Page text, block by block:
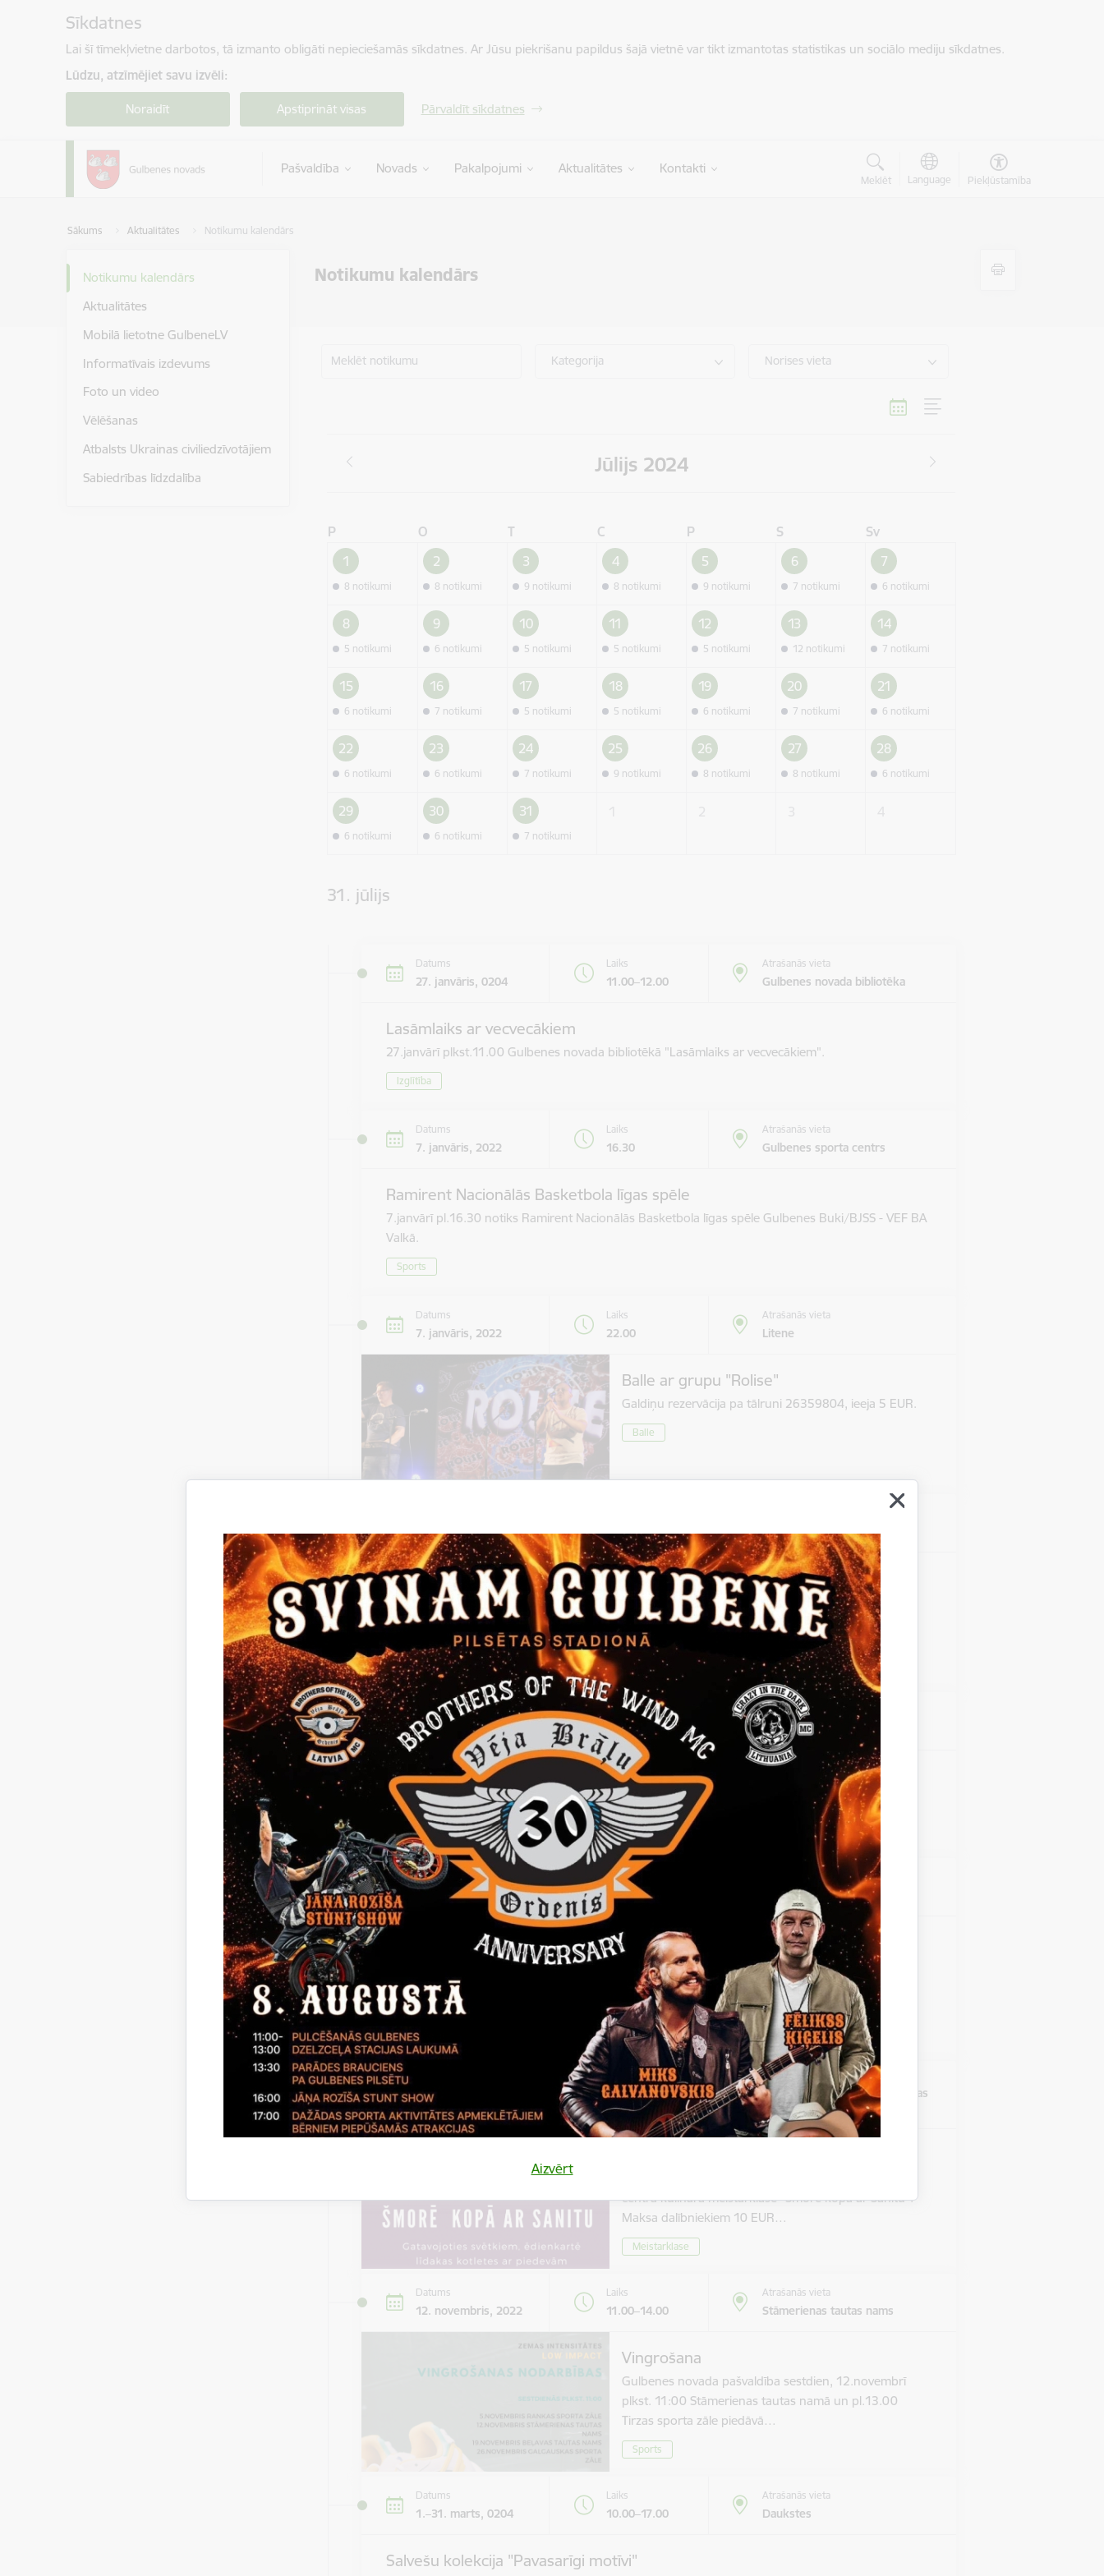
Sīkdatnes
Lai šī tīmekļvietne darbotos, tā izmanto obligāti nepieciešamās sīkdatnes. Ar Jūsu piekrišanu papildus šajā vietnē var tikt izmantotas statistikas un sociālo mediju sīkdatnes.
Lūdzu, atzīmējiet savu izvēli:
Noraidīt Apstiprināt visas Pārvaldīt sīkdatnes
Pašvaldība Novads Pakalpojumi Aktualitātes Kontakti
Meklēt Language Piekļūstamība
Sākums Aktualitātes Notikumu kalendārs
Notikumu kalendārs
Aizvērt
Notikumu kalendārs
Aktualitātes
Mobilā lietotne GulbeneLV
Informatīvais izdevums
Foto un video
Vēlēšanas
Atbalsts Ukrainas civiliedzīvotājiem
Sabiedrības līdzdalība
Meklēt notikumu Kategorija Norises vieta
Jūlijs 2024
P O T C P S
Sv
1
8 notikumi
2
8 notikumi
3
9 notikumi
4
8 notikumi
5
9 notikumi
6
7 notikumi
7
6 notikumi
8
5 notikumi
9
6 notikumi
10
5 notikumi
11
5 notikumi
12
5 notikumi
13
12 notikumi
14
7 notikumi
15
6 notikumi
16
7 notikumi
17
5 notikumi
18
5 notikumi
19
6 notikumi
20
7 notikumi
21
6 notikumi
22
6 notikumi
23
6 notikumi
24
7 notikumi
25
9 notikumi
26
8 notikumi
27
8 notikumi
28
6 notikumi
29
6 notikumi
30
6 notikumi
31
7 notikumi
31. jūlijs
Datums
27. janvāris, 0204
Laiks
11.00–12.00
Atrašanās vieta
Gulbenes novada bibliotēka
Lasāmlaiks ar vecvecākiem
27.janvārī plkst.11.00 Gulbenes novada bibliotēkā "Lasāmlaiks ar vecvecākiem".
Izglītība
Datums
7. janvāris, 2022
Laiks
16.30
Atrašanās vieta
Gulbenes sporta centrs
Ramirent Nacionālās Basketbola līgas spēle
7.janvārī pl.16.30 notiks Ramirent Nacionālās Basketbola līgas spēle Gulbenes Buki/BJSS - VEF BA
Valkā.
Sports
Datums
7. janvāris, 2022
Laiks
22.00
Atrašanās vieta
Litene
Balle ar grupu "Rolise"
Galdiņu rezervācija pa tālruni 26359804, ieeja 5 EUR.
Balle
14. janvāris, 2022 16.00 Gulbenes kultūras centrs
Filma "Janvāris"
Ieeja 5 EUR
Kino
Datums
24. marts, 2022
Laiks
12.00
Atrašanās vieta
Gulbenes kultūras centrs
Gulbenes novada skolēnu Teātra diena
24. martā Gulbenes kultūras centrā Gulbenes novada skolēnu Teātra diena
Pasākums
Datums
10. augusts, 2022
Laiks
18.00
Atrašanās vieta
Stāmerienas pils
Katalonijas bundzinieku koncerts "Fills De
La Flama"
10.augustā 18:00 pie Stāmerienas pils Katalonijas
bundzinieku koncerts "Fills De La Flama".
Koncerts
12. novembris, 2022
Laiks
10.00
Atrašanās vieta
Druvienas Latviskās dzīvesziņas
centrs
centrā kulinārā meistarklase "Šmorē kopā ar Sanitu".
Maksa dalībniekiem 10 EUR…
Meistarklase
Datums
12. novembris, 2022
Laiks
11.00–14.00
Atrašanās vieta
Stāmerienas tautas nams
Vingrošana
Gulbenes novada pašvaldība sestdien, 12.novembrī
plkst. 11:00 Stāmerienas tautas namā un pl.13.00
Tirzas sporta zāle piedāvā…
Sports
Datums
1.–31. marts, 0204
Laiks
10.00–17.00
Atrašanās vieta
Daukstes
Salvešu kolekcija "Pavasarīgi motīvi"